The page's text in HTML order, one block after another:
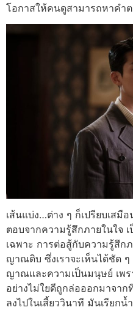
โอกาสให้คนดูสามารถหาคำต
เส้นแบ่ง…ต่าง ๆ ก็เปรียบเสมื
ตอบจากความรู้สึกภายในใจ
เฉพาะ การต่อสู้กับความรู้สึก
ญาณดิบ ซึ่งเราจะเห็นได้ชัด
ญาณและความเป็นมนุษย์ เพ
อย่างไม่ใยดีถูกล่อออกมาจา
ลงไปในเสี้ยววินาที มันเรียกน้